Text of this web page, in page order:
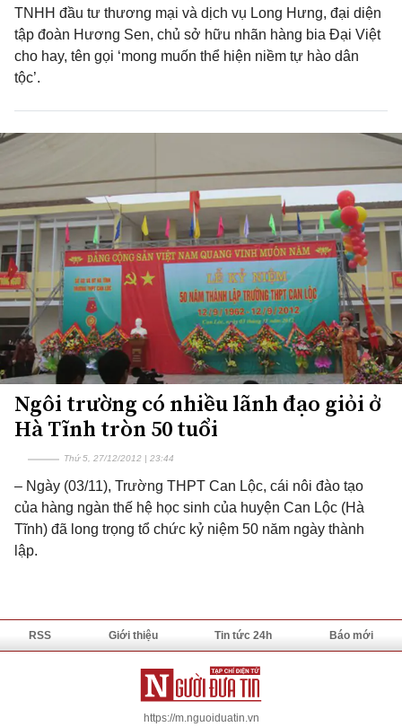
TNHH đầu tư thương mại và dịch vụ Long Hưng, đại diện
tập đoàn Hương Sen, chủ sở hữu nhãn hàng bia Đại Việt
cho hay, tên gọi ‘mong muốn thể hiện niềm tự hào dân
tộc’.
Ngôi trường có nhiều lãnh đạo giỏi ở
Hà Tĩnh tròn 50 tuổi
Thứ 5, 27/12/2012 | 23:44
– Ngày (03/11), Trường THPT Can Lộc, cái nôi đào tạo
của hàng ngàn thế hệ học sinh của huyện Can Lộc (Hà
Tĩnh) đã long trọng tổ chức kỷ niệm 50 năm ngày thành
lập.
RSS Giới thiệu Tin tức 24h Báo mới
https://m.nguoiduatin.vn